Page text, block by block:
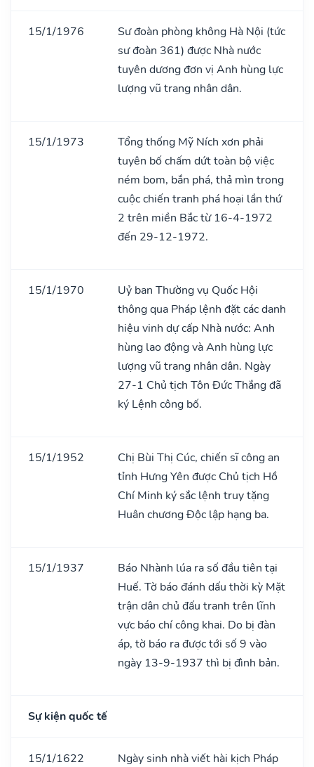
15/1/1976
Sư đoàn phòng không Hà Nội (tức
sư đoàn 361) được Nhà nước
tuyên dương đơn vị Anh hùng lực
lượng vũ trang nhân dân.
15/1/1973
Tổng thống Mỹ Ních xơn phải
tuyên bố chấm dứt toàn bộ việc
ném bom, bắn phá, thả mìn trong
cuộc chiến tranh phá hoại lần thứ
2 trên miền Bắc từ 16-4-1972
đến 29-12-1972.
15/1/1970
Uỷ ban Thường vụ Quốc Hội
thông qua Pháp lệnh đặt các danh
hiệu vinh dự cấp Nhà nước: Anh
hùng lao động và Anh hùng lực
lượng vũ trang nhân dân. Ngày
27-1 Chủ tịch Tôn Đức Thắng đã
ký Lệnh công bố.
15/1/1952
Chị Bùi Thị Cúc, chiến sĩ công an
tỉnh Hưng Yên được Chủ tịch Hồ
Chí Minh ký sắc lệnh truy tặng
Huân chương Độc lập hạng ba.
15/1/1937
Báo Nhành lúa ra số đầu tiên tại
Huế. Tờ báo đánh dấu thời kỳ Mặt
trận dân chủ đấu tranh trên lĩnh
vực báo chí công khai. Do bị đàn
áp, tờ báo ra được tới số 9 vào
ngày 13-9-1937 thì bị đình bản.
Sự kiện quốc tế
15/1/1622
Ngày sinh nhà viết hài kịch Pháp